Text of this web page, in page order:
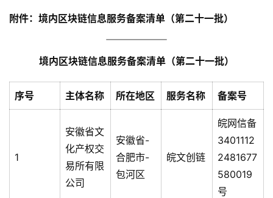
附件：境内区块链信息服务备案清单（第二十一批）
境内区块链信息服务备案清单（第二十一批）
序号 主体名称 所在地区 服务名称 备案号
1
安徽省文
化产权交
易所有限
公司
安徽省-
合肥市-
包河区
皖文创链
皖网信备
3401112
2481677
580019
号